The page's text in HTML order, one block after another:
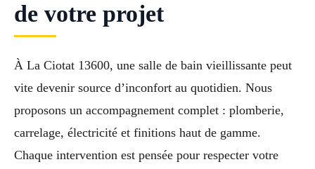
de votre projet
À La Ciotat 13600, une salle de bain vieillissante peut
vite devenir source d’inconfort au quotidien. Nous
proposons un accompagnement complet : plomberie,
carrelage, électricité et finitions haut de gamme.
Chaque intervention est pensée pour respecter votre